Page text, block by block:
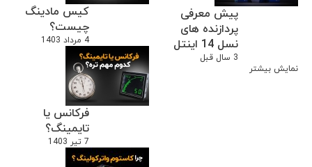
کیس مادینگ
چیست؟
4 مرداد 1403
فرکانس یا
تایمینگ؟
7 تیر 1403
پیش معرفی
پردازنده های
نسل 14 اینتل
3 سال قبل
نمایش بیشتر